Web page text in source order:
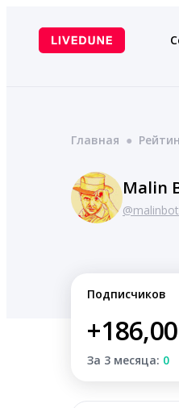
содержимому
Главная ●
Malin
@malinbot
Подписчиков
За 3 месяца: 0